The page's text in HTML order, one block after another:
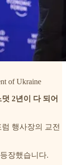
of Ukraine
2년이 다 되어
행사장의 교전
장했습니다.